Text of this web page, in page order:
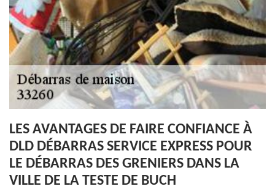
LES AVANTAGES DE FAIRE CONFIANCE À
DLD DÉBARRAS SERVICE EXPRESS POUR
LE DÉBARRAS DES GRENIERS DANS LA
VILLE DE LA TESTE DE BUCH